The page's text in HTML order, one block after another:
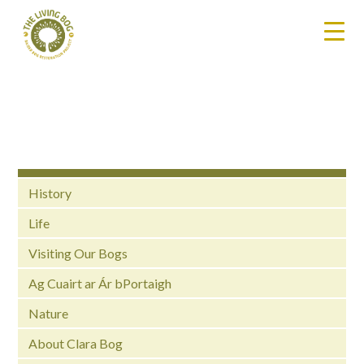
History
Life
Visiting Our Bogs
Ag Cuairt ar Ár bPortaigh
Nature
About Clara Bog